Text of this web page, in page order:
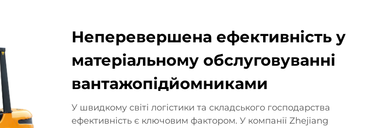
Неперевершена ефективність у
матеріальному обслуговуванні
вантажопідйомниками
У швидкому світі логістики та складського господарства
ефективність є ключовим фактором. У компанії Zhejiang